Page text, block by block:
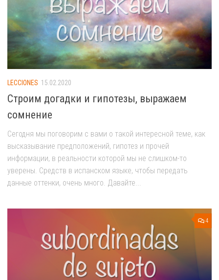
LECCIONES 15.02.2020
Строим догадки и гипотезы, выражаем
сомнение
Сегодня мы поговорим с вами о такой интересной теме, как
высказывание предположений, гипотез и прочей
информации, в реальности которой мы не слишком-то
уверены. Средств в испанском языке, чтобы передать
данные оттенки, очень много. Давайте...
4